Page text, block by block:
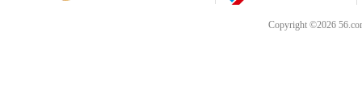
Copyright ©2026